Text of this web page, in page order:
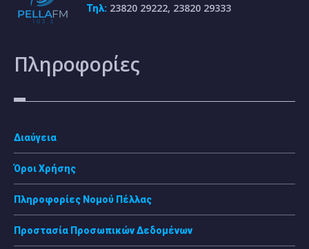
Τηλ: 23820 29222, 23820 29333
Πληροφορίες
Διαύγεια
Όροι Χρήσης
Πληροφορίες Νομού Πέλλας
Προστασία Προσωπικών Δεδομένων